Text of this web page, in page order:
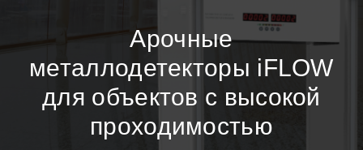
Арочные
металлодетекторы iFLOW
для объектов с высокой
проходимостью